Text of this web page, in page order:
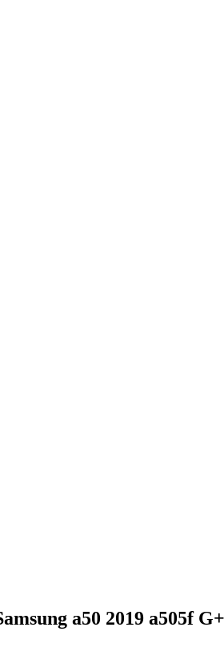
a50 2019 a505f